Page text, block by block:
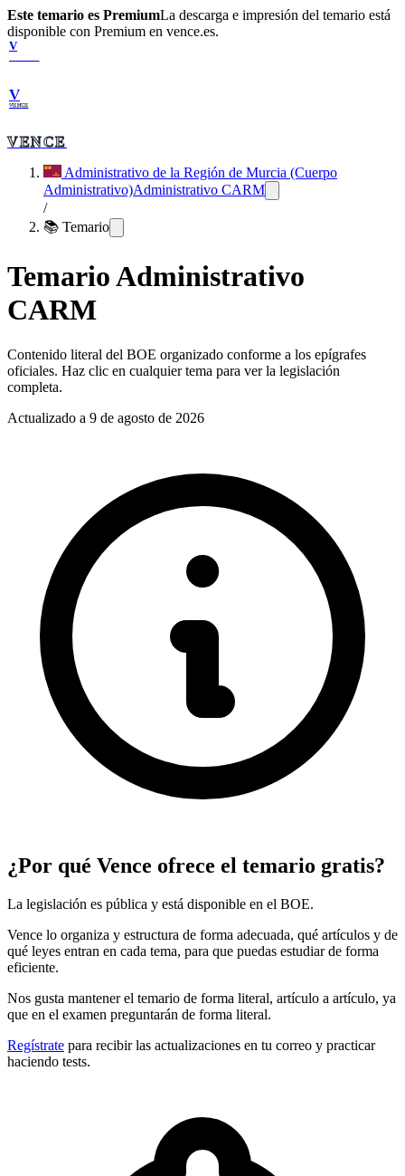
Este temario es PremiumLa descarga e impresión del temario está
disponible con Premium en vence.es.
V
V
VENCE
VENCE
Administrativo de la Región de Murcia (Cuerpo
Administrativo)Administrativo CARM
/
📚 Temario
TemarioAdministrativo
CARM
Contenido literal del BOE organizado conforme a los epígrafes
oficiales. Haz clic en cualquier tema para ver la legislación
completa.
Actualizado a 9 de agosto de 2026
¿Por qué Vence ofrece el temario gratis?
La legislación es pública y está disponible en el BOE.
Vence lo organiza y estructura de forma adecuada, qué artículos y de
qué leyes entran en cada tema, para que puedas estudiar de forma
eficiente.
Nos gusta mantener el temario de forma literal, artículo a artículo, ya
que en el examen preguntarán de forma literal.
Regístrate para recibir las actualizaciones en tu correo y practicar
haciendo tests.